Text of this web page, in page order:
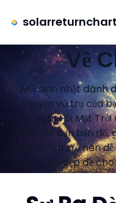
Về
Mỗi sinh nhật đánh
chuyện vũ trụ của
đồ Luân Hồi Mặt
cấp cho bạn bản đồ,
phức tạp trở nên
đẹp đẽ